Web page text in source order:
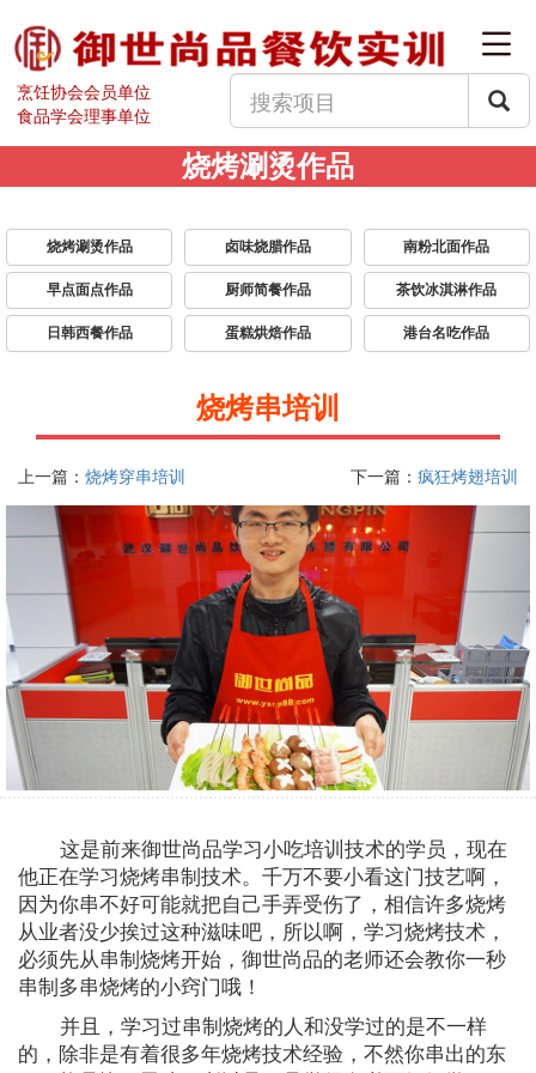
烹饪协会会员单位
食品学会理事单位
烧烤涮烫作品
烧烤涮烫作品 卤味烧腊作品 南粉北面作品
早点面点作品 厨师简餐作品 茶饮冰淇淋作品
日韩西餐作品 蛋糕烘焙作品 港台名吃作品
烧烤串培训
上一篇： 烧烤穿串培训 下一篇： 疯狂烤翅培训
这是前来御世尚品学习小吃培训技术的学员，现在
他正在学习烧烤串制技术。千万不要小看这门技艺啊，
因为你串不好可能就把自己手弄受伤了，相信许多烧烤
从业者没少挨过这种滋味吧，所以啊，学习烧烤技术，
必须先从串制烧烤开始，御世尚品的老师还会教你一秒
串制多串烧烤的小窍门哦！
并且，学习过串制烧烤的人和没学过的是不一样
的，除非是有着很多年烧烤技术经验，不然你串出的东